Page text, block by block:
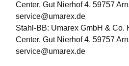
Center, Gut Nierhof 4, 59757
service@umarex.de
Stahl-BB: Umarex GmbH & Co.
Center, Gut Nierhof 4, 59757
service@umarex.de